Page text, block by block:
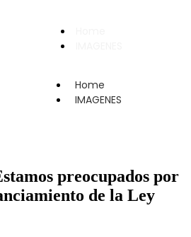
Home
IMAGENES
preocupados por
de la Ley